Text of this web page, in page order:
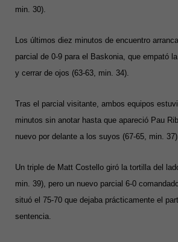
min. 30).
Los últimos diez minutos de encuentro
parcial de 0-9 para el Baskonia, que empató
y cerrar de ojos (63-63, min. 34).
Tras el parcial visitante, ambos equipos
minutos sin anotar hasta que apareció Pau
nuevo por delante a los suyos (67-65, min.
Un triple de Matt Costello giró la tortilla del
min. 39), pero un nuevo parcial 6-0
situó el 75-70 que dejaba prácticamente el
sentencia.